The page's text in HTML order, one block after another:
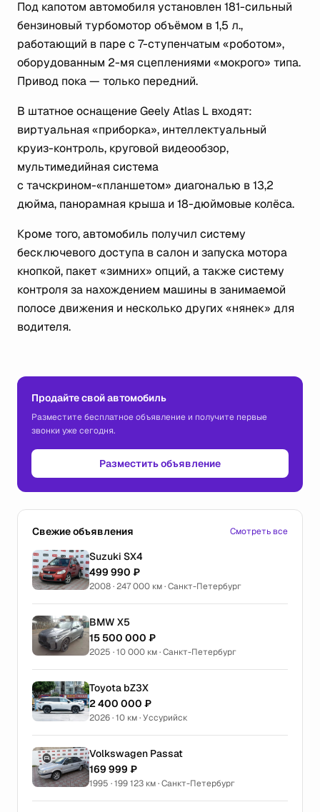
Под капотом автомобиля установлен 181-сильный
бензиновый турбомотор объёмом в 1,5 л.,
работающий в паре с 7-ступенчатым «роботом»,
оборудованным 2-мя сцеплениями «мокрого» типа.
Привод пока — только передний.
В штатное оснащение Geely Atlas L входят:
виртуальная «приборка», интеллектуальный
круиз-контроль, круговой видеообзор,
мультимедийная система
с тачскрином-«планшетом» диагональю в 13,2
дюйма, панорамная крыша и 18-дюймовые колёса.
Кроме того, автомобиль получил систему
бесключевого доступа в салон и запуска мотора
кнопкой, пакет «зимних» опций, а также систему
контроля за нахождением машины в занимаемой
полосе движения и несколько других «нянек» для
водителя.
Продайте свой автомобиль
Разместите бесплатное объявление и получите первые
звонки уже сегодня.
Разместить объявление
Свежие объявления Смотреть все
Suzuki SX4
499 990 ₽
2008 · 247 000 км · Санкт-Петербург
BMW X5
15 500 000 ₽
2025 · 10 000 км · Санкт-Петербург
Toyota bZ3X
2 400 000 ₽
2026 · 10 км · Уссурийск
Volkswagen Passat
169 999 ₽
1995 · 199 123 км · Санкт-Петербург